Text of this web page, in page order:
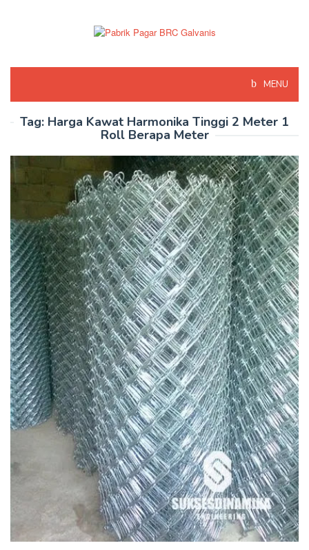
MENU
Tag: Harga Kawat Harmonika Tinggi 2 Meter 1
Roll Berapa Meter